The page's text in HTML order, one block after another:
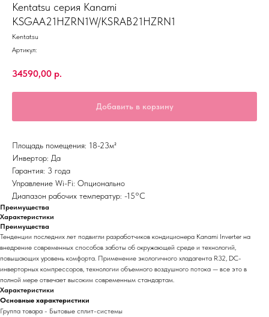
Kentatsu серия Kanami
KSGAA21HZRN1W/KSRAB21HZRN1
Kentatsu
Артикул:
34590,00 р.
Добавить в корзину
Площадь помещения: 18-23м²
Инвертор: Да
Гарантия: 3 года
Управление Wi-Fi: Опционально
Диапазон рабочих температур: -15°С
Преимущества
Характеристики
Преимущества
Тенденции последних лет подвигли разработчиков кондиционера Kanami Inverter на
внедрение современных способов заботы об окружающей среде и технологий,
повышающих уровень комфорта. Применение экологичного хладагента R32, DC-
инверторных компрессоров, технологии объемного воздушного потока — все это в
полной мере отвечает высоким современным стандартам.
Характеристики
Основные характеристики
Группа товара - Бытовые сплит-системы